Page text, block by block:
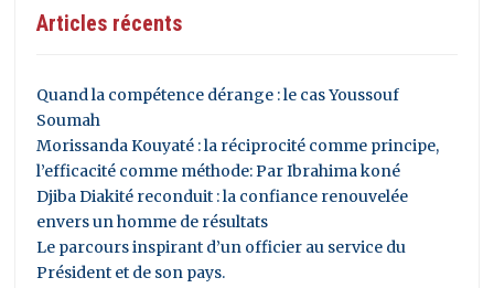
Articles récents
Quand la compétence dérange : le cas Youssouf
Soumah
Morissanda Kouyaté : la réciprocité comme principe,
l’efficacité comme méthode: Par Ibrahima koné
Djiba Diakité reconduit : la confiance renouvelée
envers un homme de résultats
Le parcours inspirant d’un officier au service du
Président et de son pays.